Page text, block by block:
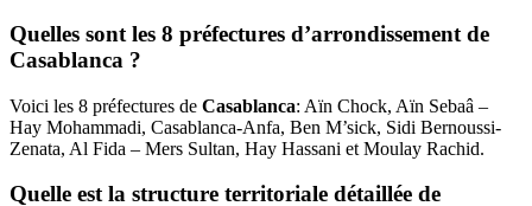
Quelles sont les 8 préfectures d’arrondissement de
Casablanca ?
Voici les 8 préfectures de Casablanca: Aïn Chock, Aïn Sebaâ –
Hay Mohammadi, Casablanca-Anfa, Ben M’sick, Sidi Bernoussi-
Zenata, Al Fida – Mers Sultan, Hay Hassani et Moulay Rachid.
Quelle est la structure territoriale détaillée de